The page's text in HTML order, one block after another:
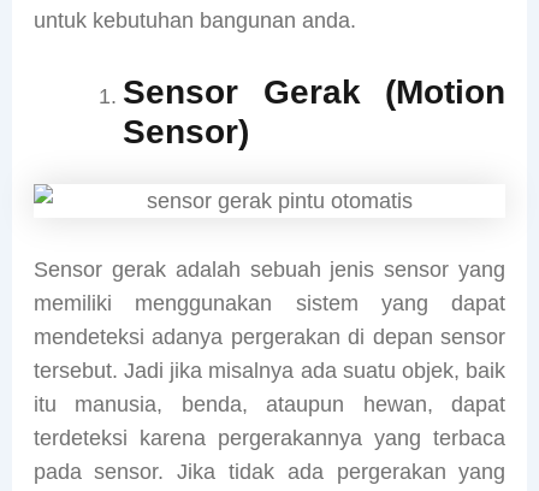
untuk kebutuhan bangunan anda.
Sensor Gerak (Motion
Sensor)
Sensor gerak adalah sebuah jenis sensor yang
memiliki menggunakan sistem yang dapat
mendeteksi adanya pergerakan di depan sensor
tersebut. Jadi jika misalnya ada suatu objek, baik
itu manusia, benda, ataupun hewan, dapat
terdeteksi karena pergerakannya yang terbaca
pada sensor. Jika tidak ada pergerakan yang